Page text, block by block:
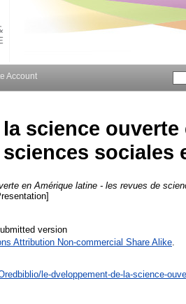
Account
science ouverte
sociales
en Amérique latine - les revues de
version
Attribution Non-commercial Share Alike
le-dveloppement-de-la-science-